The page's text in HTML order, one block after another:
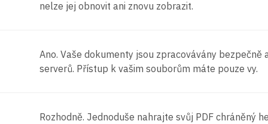
nelze jej obnovit ani znovu zobrazit.
Ano. Vaše dokumenty jsou zpracovávány
serverů. Přístup k vašim souborům máte pouze vy.
Rozhodně. Jednoduše nahrajte svůj PDF chráněný